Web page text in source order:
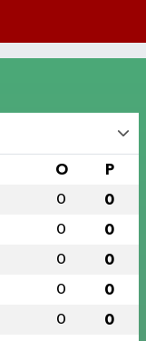
O P
0 0
0 0
0 0
0 0
0 0